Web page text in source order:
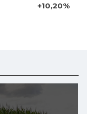
+10,20%